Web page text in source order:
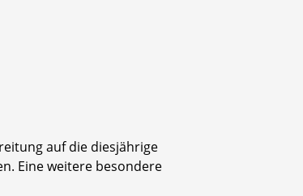
auf die diesjährige
Eine weitere besondere